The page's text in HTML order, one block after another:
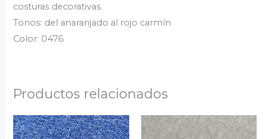
costuras decorativas.
Tonos: del anaranjado al rojo carmín
Color: 0476
Productos relacionados